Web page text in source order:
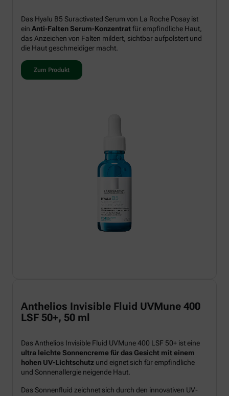
Das Hyalu B5 Suractivated Serum von La Roche Posay ist
ein Anti-Falten Serum-Konzentratfür empfindliche Haut,
das Anzeichen von Falten mildert, sichtbar aufpolstert und
die Haut geschmeidiger macht.
Zum Produkt
Anthelios Invisible Fluid UVMune 400
LSF 50+, 50 ml
Das Anthelios Invisible Fluid UVMune 400 LSF 50+ ist eine
ultra leichte Sonnencreme für das Gesicht mit einem
hohen UV-Lichtschutz und eignet sich für empfindliche
und Sonnenallergie neigende Haut.
Das Sonnenfluid zeichnet sich durch den innovativen UV-